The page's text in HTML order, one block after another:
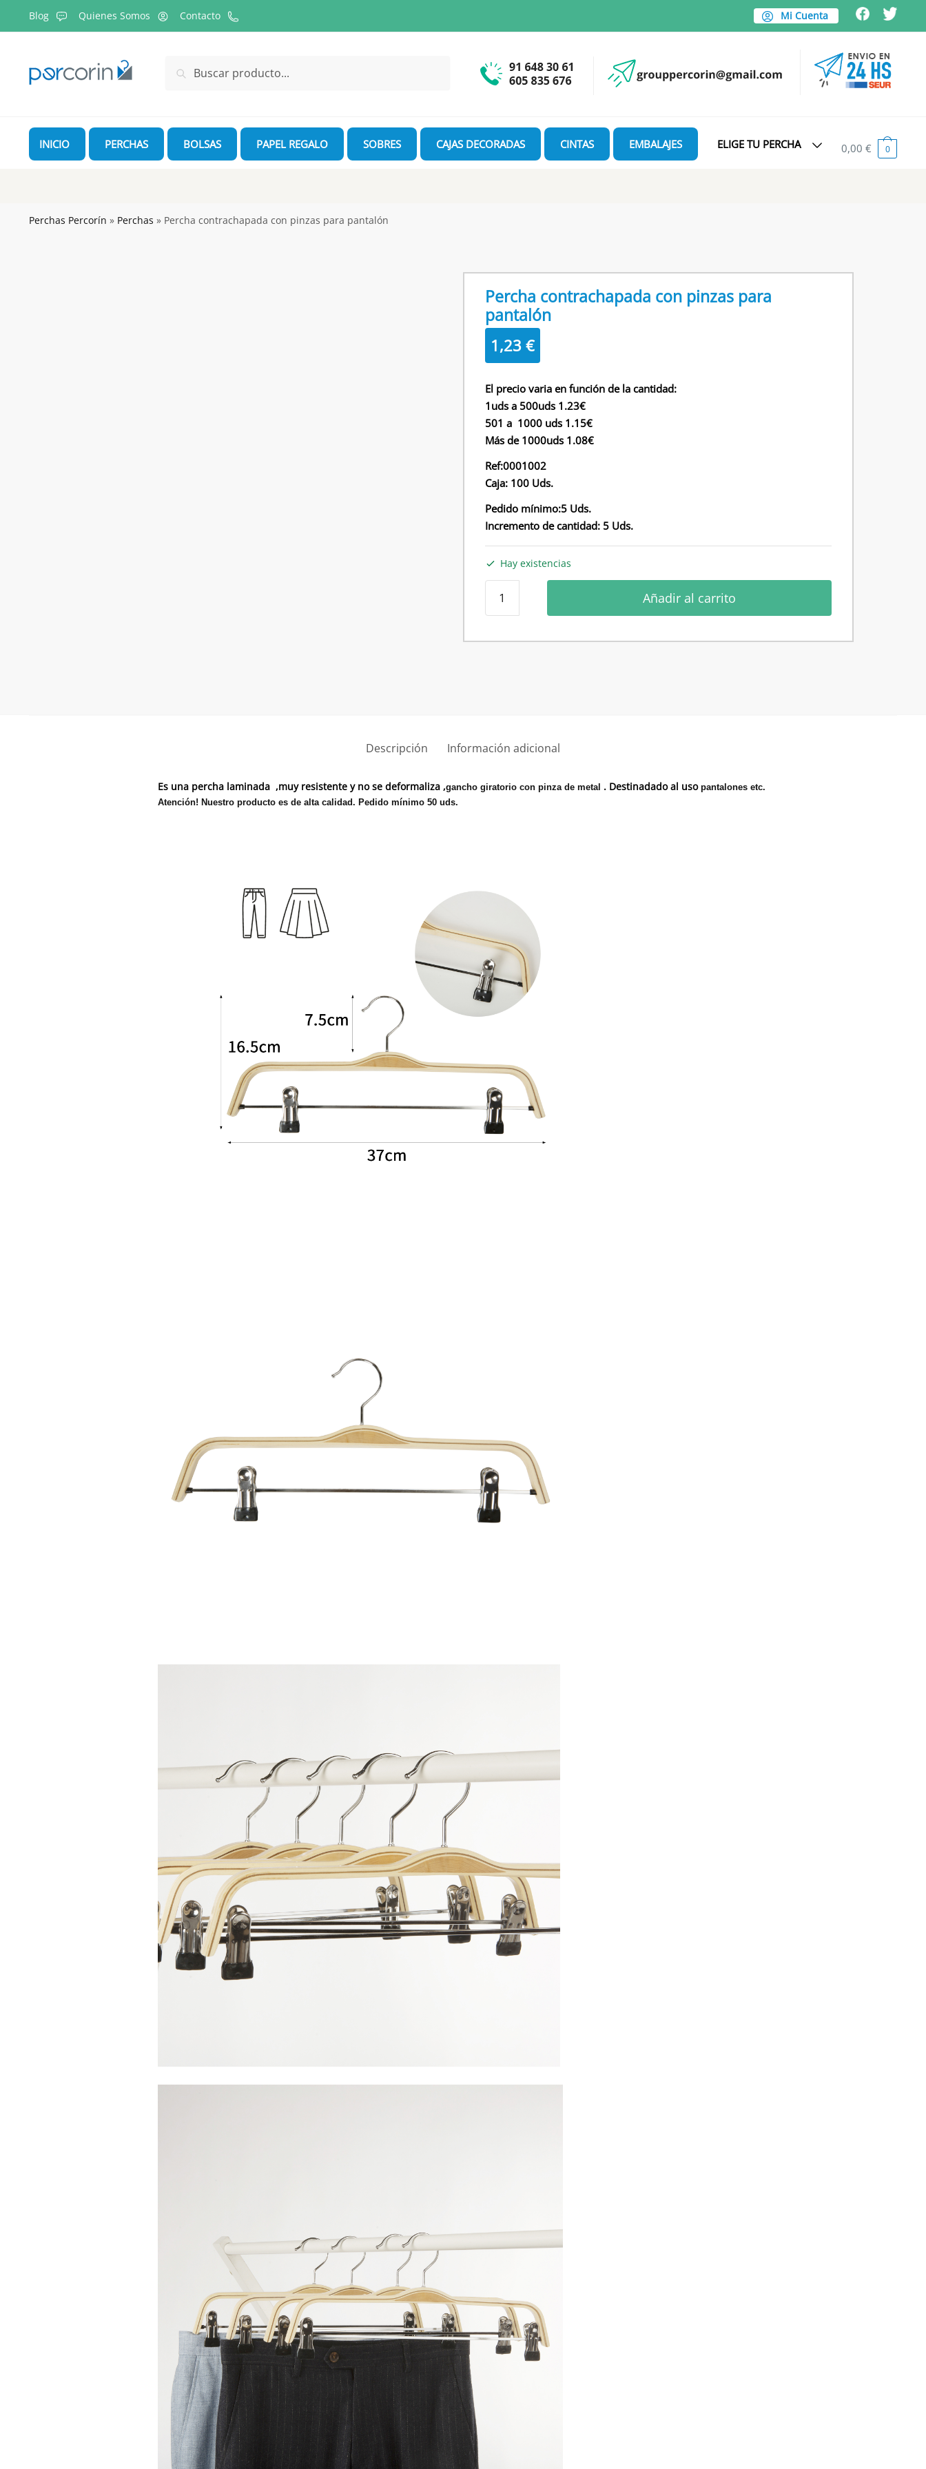
Blog Quienes Somos Contacto Mi Cuenta
por:
INICIO PERCHAS BOLSAS PAPEL REGALO SOBRES CAJAS DECORADAS CINTAS EMBALAJES ELIGE TU PERCHA 0,00€ 0
Perchas Percorín » Perchas » Percha contrachapada con pinzas para pantalón
Percha contrachapada con pinzas para
pantalón
1,23€
El precio varia en función de la cantidad:
1uds a 500uds 1.23€
501 a 1000 uds 1.15€
Más de 1000uds 1.08€
Ref:0001002
Caja: 100 Uds.
Pedido mínimo:5 Uds.
Incremento de cantidad: 5 Uds.
Hay existencias
contrachapada
pinzas
Añadir al carrito
Descripción Información adicional
Es una percha laminada ,muy resistente y no se deformaliza ,gancho giratorio con pinza de metal . Destinadado al uso pantalones etc.
Atención! Nuestro producto es de alta calidad. Pedido mínimo 50 uds.